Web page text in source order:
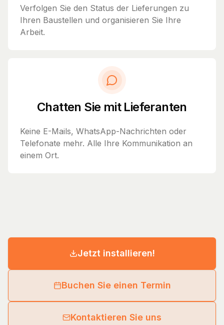
Verfolgen Sie den Status der Lieferungen zu
Ihren Baustellen und organisieren Sie Ihre
Arbeit.
Chatten Sie mit Lieferanten
Keine E-Mails, WhatsApp-Nachrichten oder
Telefonate mehr. Alle Ihre Kommunikation an
einem Ort.
Jetzt installieren!
Buchen Sie einen Termin
Kontaktieren Sie uns